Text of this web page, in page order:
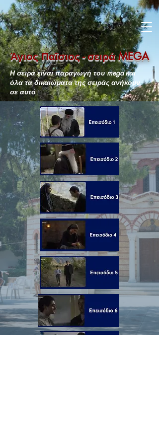
Άγιος Παΐσιος - σειρά MEGA
Η σειρά είναι παραγωγή του mega και
όλα τα δικαιώματα της σειράς ανήκουν
σε αυτό